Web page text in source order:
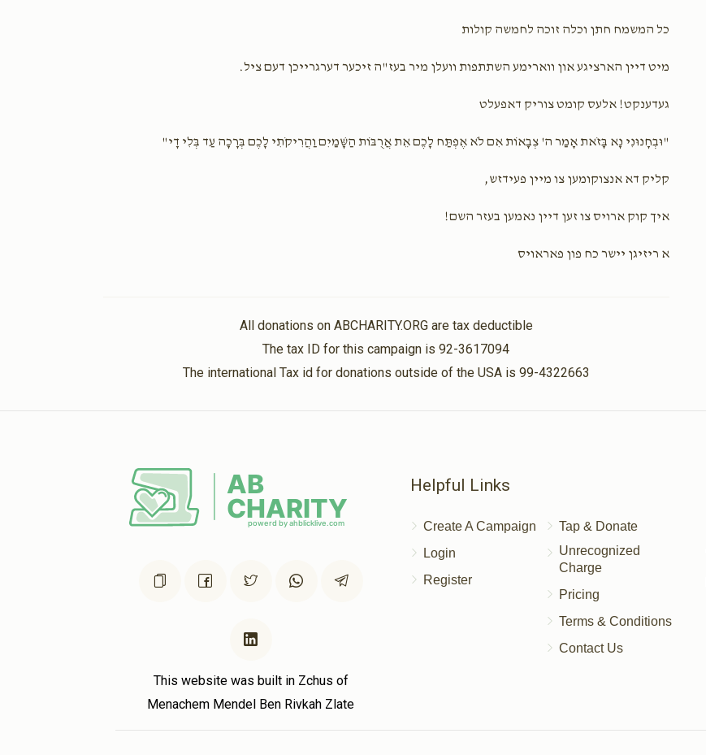
כל המשמח חתן וכלה זוכה לחמשה קולות
מיט דיין הארציגע און ווארימע השתתפות וועלן מיר בעז"ה זיכער דערגרייכן דעם ציל.
געדענקט! אלעס קומט צוריק דאפעלט
"וּבְחָנוּנִי נָא בָּזֹאת אָמַר ה' צְבָאוֹת אִם לֹא אֶפְתַּח לָכֶם אֵת אֲרֻבּוֹת הַשָּׁמַיִם וַהֲרִיקֹתִי לָכֶם בְּרָכָה עַד בְּלִי דָי"
קליק דא אנצוקומען צו מיין פעידזש,
איך קוק ארויס צו זען דיין נאמען בעזר השם!
א ריזיגן יישר כח פון פאראויס
All donations on ABCHARITY.ORG are tax deductible
The tax ID for this campaign is 92-3617094
The international Tax id for donations outside of the USA is 99-4322663
This website was built in Zchus of
Menachem Mendel Ben Rivkah Zlate
Helpful Links
Create A Campaign
Login
Register
Tap & Donate
Unrecognized
Charge
Pricing
Terms & Conditions
Contact Us